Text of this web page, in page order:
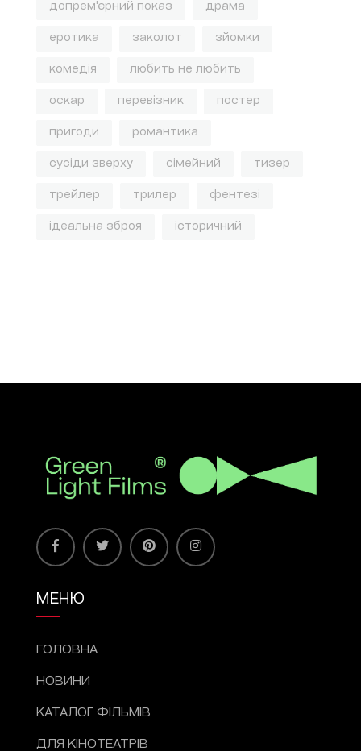
допрем'єрний показ драма
еротика заколот зйомки
комедія любить не любить
оскар перевізник постер
пригоди романтика
сусіди зверху сімейний тизер
трейлер трилер фентезі
ідеальна зброя історичний
МЕНЮ
ГОЛОВНА
НОВИНИ
КАТАЛОГ ФІЛЬМІВ
ДЛЯ КІНОТЕАТРІВ